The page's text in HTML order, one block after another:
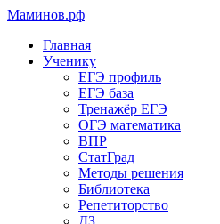
Маминов.рф
Главная
Ученику
ЕГЭ профиль
ЕГЭ база
Тренажёр ЕГЭ
ОГЭ математика
ВПР
СтатГрад
Методы решения
Библиотека
Репетиторство
ДЗ